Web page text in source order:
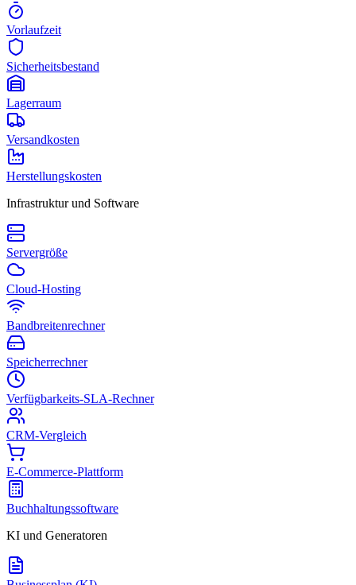
Vorlaufzeit
Sicherheitsbestand
Lagerraum
Versandkosten
Herstellungskosten
Infrastruktur und Software
Servergröße
Cloud-Hosting
Bandbreitenrechner
Speicherrechner
Verfügbarkeits-SLA-Rechner
CRM-Vergleich
E-Commerce-Plattform
Buchhaltungssoftware
KI und Generatoren